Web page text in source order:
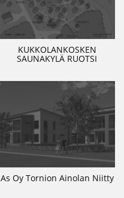
KUKKOLANKOSKEN
SAUNAKYLÄ RUOTSI
As Oy Tornion Ainolan Niitty